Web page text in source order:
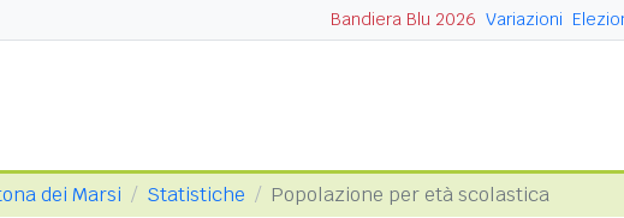
Bandiera Blu 2026 Variazioni
dei Marsi Statistiche Popolazione per età scolastica